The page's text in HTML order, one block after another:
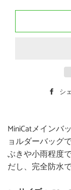
シ
MiniCatメインバ
ョルダーバッグ
ぶきや小雨程度
だし、完全防水